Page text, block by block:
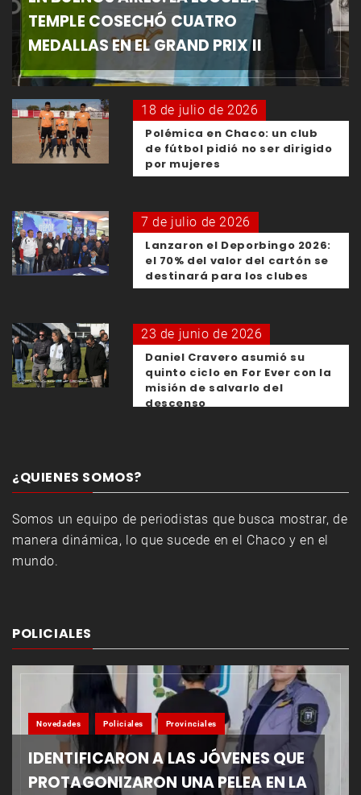
TEMPLE COSECHÓ CUATRO
MEDALLAS EN EL GRAND PRIX II
18 de julio de 2026
Polémica en Chaco: un club
de fútbol pidió no ser dirigido
por mujeres
7 de julio de 2026
Lanzaron el Deporbingo 2026:
el 70% del valor del cartón se
destinará para los clubes
23 de junio de 2026
Daniel Cravero asumió su
quinto ciclo en For Ever con la
misión de salvarlo del
descenso
¿QUIENES SOMOS?
Somos un equipo de periodistas que busca mostrar, de
manera dinámica, lo que sucede en el Chaco y en el
mundo.
POLICIALES
Novedades Policiales Provinciales
IDENTIFICARON A LAS JÓVENES QUE
PROTAGONIZARON UNA PELEA EN LA